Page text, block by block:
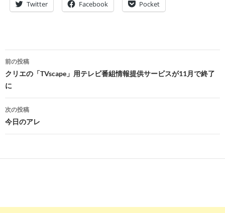
Twitter Facebook Pocket
投
稿
ナ
ビ
ゲ
シ
前の投稿
クリエの「TVscape」用テレビ番組情報提供サービスが11月で終了
に
次の投稿
今日のアレ